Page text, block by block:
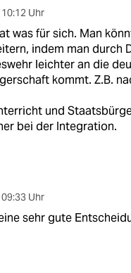
10:12 Uhr
was für sich. Man
indem man durch
leichter an die
kommt. Z.B.
und
bei der Integration.
09:33 Uhr
sehr gute